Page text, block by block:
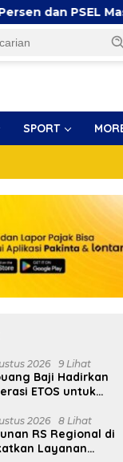
Masuk
SPORT
2026 9 Lihat
Baji Hadirkan
ETOS untuk
2026 8 Lihat
RS Regional di
Layanan